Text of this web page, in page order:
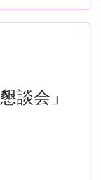
談会」